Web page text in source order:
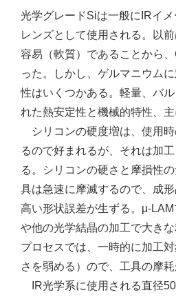
光学グレードSiは一般にIRイ
レンズとして使用される。以
容易（軟質）であることから
った。しかし、ゲルマニウム
性はいくつかある。軽量、バ
れた熱安定性と機械的特性、主
シリコンの硬度増は、使用
るので好まれるが、それは加
る。シリコンの硬さと摩損性
具は急速に摩滅するので、成形
高い形状誤差が生ずる。μ-
や他の光学結晶の加工で大き
プロセスでは、一時的に加工
さを弱める）ので、工具の摩
IR光学系に使用される直径